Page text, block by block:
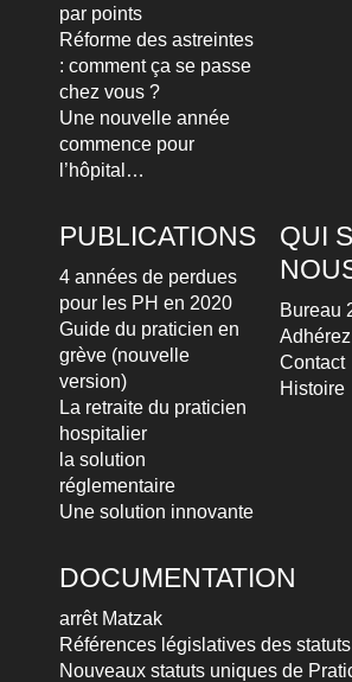
par points
Réforme des astreintes
: comment ça se passe
chez vous ?
Une nouvelle année
commence pour
l’hôpital…
PUBLICATIONS
4 années de perdues
pour les PH en 2020
Guide du praticien en
grève (nouvelle
version)
La retraite du praticien
hospitalier
la solution
réglementaire
Une solution innovante
QUI
Bureau
Contact
Histoire
DOCUMENTATION
arrêt Matzak
Références législatives des statuts
Nouveaux statuts uniques de